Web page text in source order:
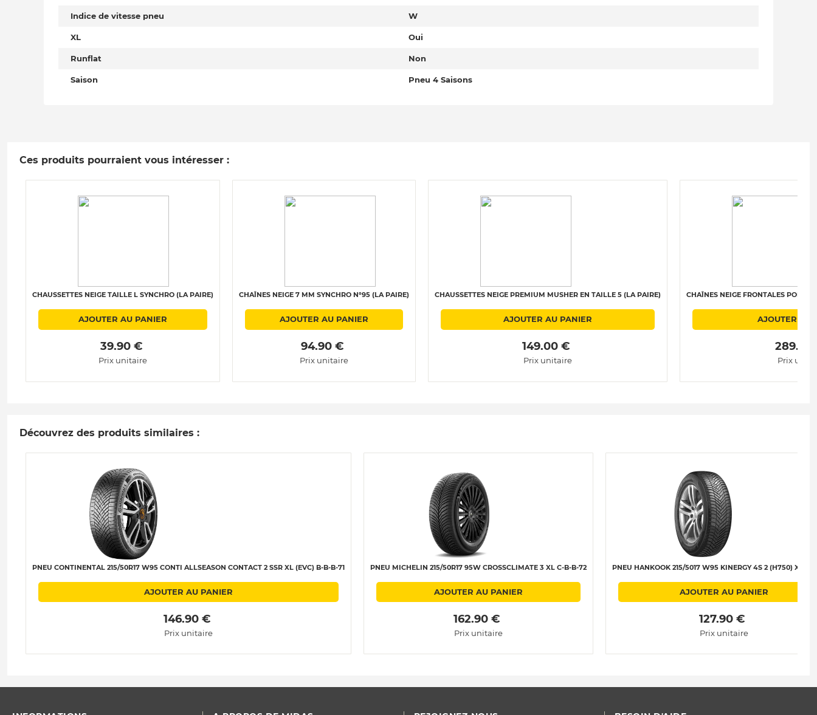
Indice de vitesse pneu W
XL Oui
Runflat Non
Saison Pneu 4 Saisons
Ces produits pourraient vous intéresser :
CHAUSSETTES NEIGE TAILLE L SYNCHRO (LA PAIRE)
AJOUTER AU PANIER
39.90 €
Prix unitaire
CHAÎNES NEIGE 7 MM SYNCHRO N°95 (LA PAIRE)
AJOUTER AU PANIER
94.90 €
Prix unitaire
CHAUSSETTES NEIGE PREMIUM MUSHER EN TAILLE 5 (LA PAIRE)
AJOUTER AU PANIER
149.00 €
Prix unitaire
CHAÎNES NEIGE FRONTALES
AJOUTER AU
Prix
Découvrez des produits similaires :
PNEU CONTINENTAL 215/50R17 W95 CONTI ALLSEASON CONTACT 2 SSR XL (EVC) B-B-B-71
AJOUTER AU PANIER
146.90 €
Prix unitaire
PNEU MICHELIN 215/50R17 95W CROSSCLIMATE 3 XL C-B-B-72
AJOUTER AU PANIER
162.90 €
Prix unitaire
PNEU HANKOOK 215/5017 W95 KINERGY 4S 2 (H750) XL C-
AJOUTER AU PANIER
127.90 €
Prix unitaire